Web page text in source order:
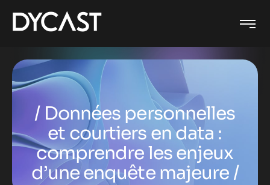
Données personnelles
et courtiers en data :
comprendre les enjeux
d’une enquête majeure